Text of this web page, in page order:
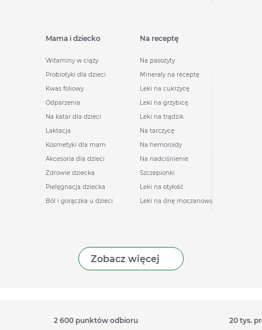
Mama i dziecko
Witaminy w ciąży
Probiotyki dla dzieci
Kwas foliowy
Odparzenia
Na katar dla dzieci
Laktacja
Kosmetyki dla mam
Akcesoria dla dzieci
Zdrowie dziecka
Pielęgnacja dziecka
Ból i gorączka u dzieci
Na receptę
Na pasożyty
Minerały na receptę
Leki na cukrzycę
Leki na grzybicę
Leki na trądzik
Na tarczycę
Na hemoroidy
Na nadciśnienie
Szczepionki
Leki na otyłość
Leki na dnę moczanową
Zobacz więcej
2 600 punktów odbioru 20 tys.